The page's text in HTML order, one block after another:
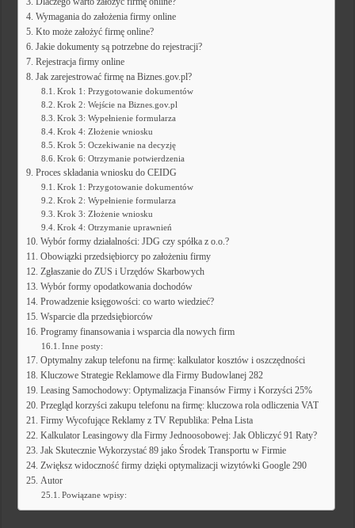
Wymagania do założenia firmy online
Kto może założyć firmę online?
Jakie dokumenty są potrzebne do rejestracji?
Rejestracja firmy online
Jak zarejestrować firmę na Biznes.gov.pl?
Krok 1: Przygotowanie dokumentów
Krok 2: Wejście na Biznes.gov.pl
Krok 3: Wypełnienie formularza
Krok 4: Złożenie wniosku
Krok 5: Oczekiwanie na decyzję
Krok 6: Otrzymanie potwierdzenia
Proces składania wniosku do CEIDG
Krok 1: Przygotowanie dokumentów
Krok 2: Wypełnienie formularza
Krok 3: Złożenie wniosku
Krok 4: Otrzymanie uprawnień
Wybór formy działalności: JDG czy spółka z o.o.?
Obowiązki przedsiębiorcy po założeniu firmy
Zgłaszanie do ZUS i Urzędów Skarbowych
Wybór formy opodatkowania dochodów
Prowadzenie księgowości: co warto wiedzieć?
Wsparcie dla przedsiębiorców
Programy finansowania i wsparcia dla nowych firm
Inne posty:
Optymalny zakup telefonu na firmę: kalkulator kosztów i oszczędności
Kluczowe Strategie Reklamowe dla Firmy Budowlanej 282
Leasing Samochodowy: Optymalizacja Finansów Firmy i Korzyści 25%
Przegląd korzyści zakupu telefonu na firmę: kluczowa rola odliczenia VAT
Firmy Wycofujące Reklamy z TV Republika: Pełna Lista
Kalkulator Leasingowy dla Firmy Jednoosobowej: Jak Obliczyć 91 Raty?
Jak Skutecznie Wykorzystać 89 jako Środek Transportu w Firmie
Zwiększ widoczność firmy dzięki optymalizacji wizytówki Google 290
Autor
Powiązane wpisy: